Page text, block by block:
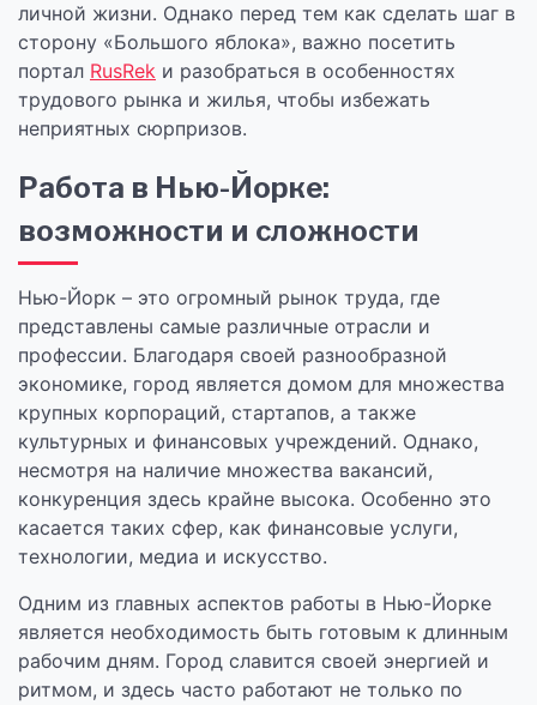
личной жизни. Однако перед тем как сделать шаг в
сторону «Большого яблока», важно посетить
портал RusRek и разобраться в особенностях
трудового рынка и жилья, чтобы избежать
неприятных сюрпризов.
Работа в Нью-Йорке:
возможности и сложности
Нью-Йорк – это огромный рынок труда, где
представлены самые различные отрасли и
профессии. Благодаря своей разнообразной
экономике, город является домом для множества
крупных корпораций, стартапов, а также
культурных и финансовых учреждений. Однако,
несмотря на наличие множества вакансий,
конкуренция здесь крайне высока. Особенно это
касается таких сфер, как финансовые услуги,
технологии, медиа и искусство.
Одним из главных аспектов работы в Нью-Йорке
является необходимость быть готовым к длинным
рабочим дням. Город славится своей энергией и
ритмом, и здесь часто работают не только по